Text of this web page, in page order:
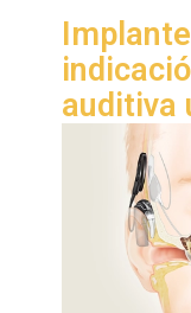
auditiva